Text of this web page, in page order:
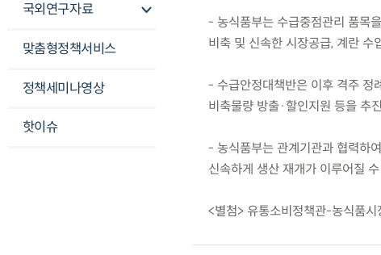
국외연구자료
맞춤형정책서비스
정책세미나영상
핫이슈
- 농식품부는 수급중점관리 품목
비축 및 신속한 시장공급, 계란 수
- 수급안정대책반은 이후 격주 정
비축물량 방출·할인지원 등을 추
- 농식품부는 관계기관과 협력하
신속하게 생산 재개가 이루어질
<별첨> 유통소비정책관-농식품시